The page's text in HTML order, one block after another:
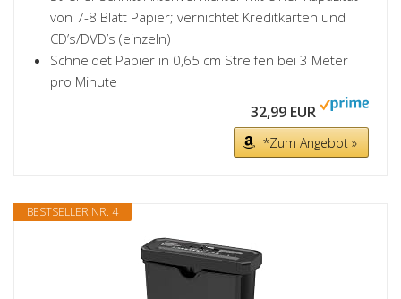
von 7-8 Blatt Papier; vernichtet Kreditkarten und
CD’s/DVD’s (einzeln)
Schneidet Papier in 0,65 cm Streifen bei 3 Meter
pro Minute
32,99 EUR
*Zum Angebot »
BESTSELLER NR. 4